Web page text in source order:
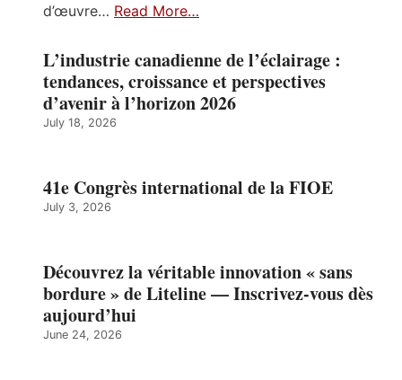
d’œuvre… Read More…
L’industrie canadienne de l’éclairage :
tendances, croissance et perspectives
d’avenir à l’horizon 2026
July 18, 2026
41e Congrès international de la FIOE
July 3, 2026
Découvrez la véritable innovation « sans
bordure » de Liteline — Inscrivez-vous dès
aujourd’hui
June 24, 2026